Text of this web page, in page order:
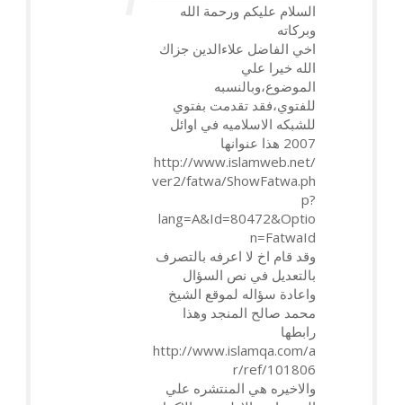
السلام عليكم ورحمة الله
وبركاته
اخي الفاضل علاءالدين جزاك
الله خيرا علي
الموضوع،وبالنسبه
للفتوي،فقد تقدمت بفتوي
للشبكه الاسلاميه في اوائل
2007 هذا عنوانها
http://www.islamweb.net/
ver2/fatwa/ShowFatwa.ph
p?
lang=A&Id=80472&Optio
n=FatwaId
وقد قام اخ لا اعرفه بالتصرف
بالتعديل في نص السؤال
واعادة سؤاله لموقع الشيخ
محمد صالح المنجد وهذا
رابطها
http://www.islamqa.com/a
r/ref/101806
والاخيره هي المنتشره علي